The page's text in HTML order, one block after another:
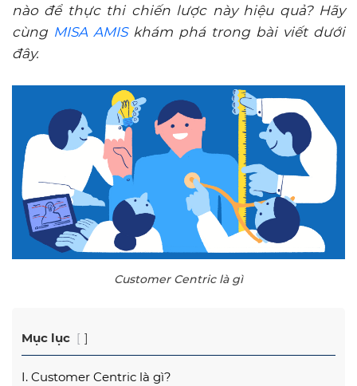
nào để thực thi chiến lược này hiệu quả? Hãy
cùng MISA AMISkhám phá trong bài viết dưới
đây.
Customer Centric là gì
Mục lục
I. Customer Centric là gì?